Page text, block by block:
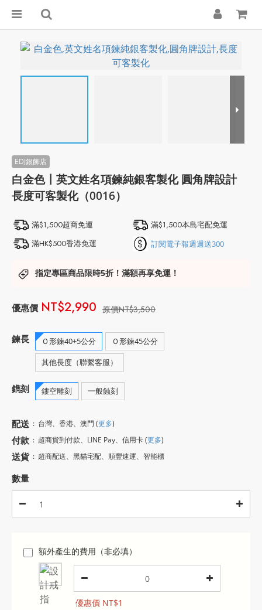
白金色〡英文姓名項鍊純銀客製化 圓角牌設計
長度可客製化（0016）
滿$1,500超商免運
滿$1,500本島宅配免運
滿HK$500香港免運
訂閱電子報週週送300
指定專區商品限時5折！滿額再享免運！
NT$3,500
NT$2,990
鍊長 Ｏ形鍊40+5公分
Ｏ形鍊45公分
其他長度（聯繫客服）
鐫刻 鏤空雕刻 一般蝕刻
配送 : 台灣、香港、澳門 (更多)
付款 : 超商貨到付款、LINE Pay、信用卡(更多)
送貨 : 超商配送、黑貓宅配、順豐速運、智能櫃
數量
額外產生的費用（非必填）
優惠價 NT$1